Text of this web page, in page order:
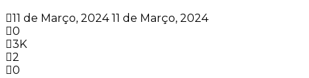
11 de Março, 2024 11 de Março, 2024
0
3K
2
0